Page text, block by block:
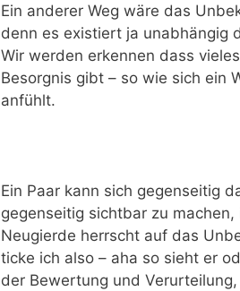
Ein anderer Weg wäre das
denn es existiert ja unabhängig
Wir werden erkennen dass
Besorgnis gibt – so wie sich ein
anfühlt.
Ein Paar kann sich gegenseitig
gegenseitig sichtbar zu
Neugierde herrscht auf das
ticke ich also – aha so sieht er
der Bewertung und